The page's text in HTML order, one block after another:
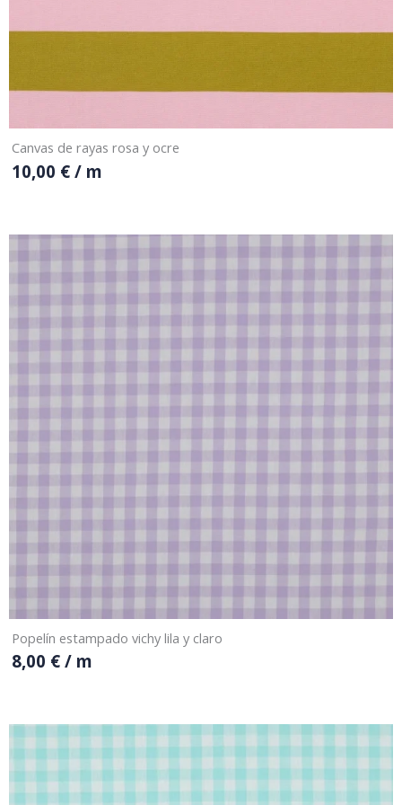
Canvas de rayas rosa y ocre
10,00 €/ m
Popelín estampado vichy lila y claro
8,00 €/ m